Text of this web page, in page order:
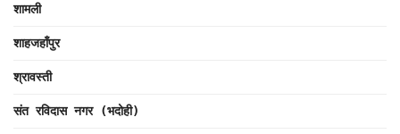
शामली
शाहजहाँपुर
श्रावस्ती
संत रविदास नगर (भदोही)